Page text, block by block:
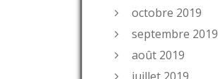
octobre 2019
septembre 2019
août 2019